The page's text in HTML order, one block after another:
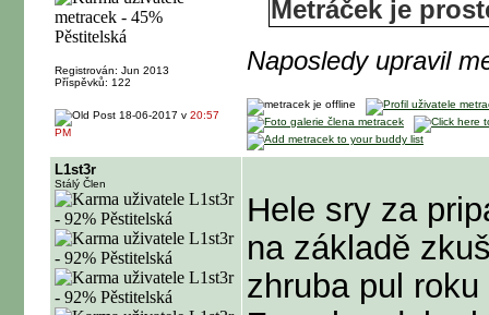
Registrován: Jun 2013
Příspěvků: 122
Metráček je
Naposledy upravil
18-06-2017 v 20:57
PM
L1st3r
Stálý Člen
Hele sry za
na základě
zhruba pul